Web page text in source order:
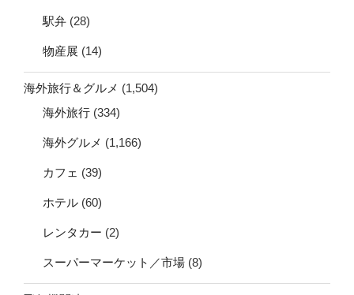
駅弁 (28)
物産展 (14)
海外旅行＆グルメ (1,504)
海外旅行 (334)
海外グルメ (1,166)
カフェ (39)
ホテル (60)
レンタカー (2)
スーパーマーケット／市場 (8)